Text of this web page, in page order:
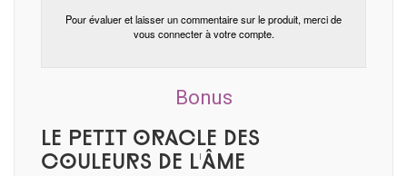
Pour évaluer et laisser un commentaire sur le produit, merci de
vous connecter à votre compte.
Bonus
Le petit oracle des
couleurs de l'âme